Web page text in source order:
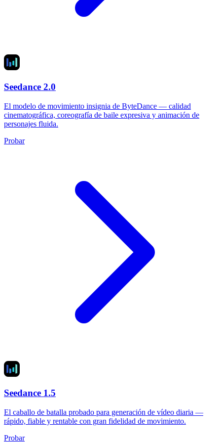
Seedance 2.0
El modelo de movimiento insignia de ByteDance — calidad
cinematográfica, coreografía de baile expresiva y animación de
personajes fluida.
Probar
Seedance 1.5
El caballo de batalla probado para generación de vídeo diaria —
rápido, fiable y rentable con gran fidelidad de movimiento.
Probar